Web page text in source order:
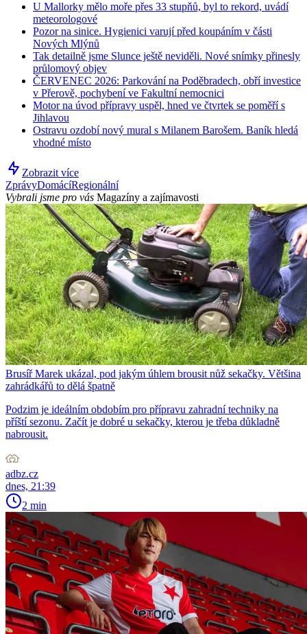
U Mallorky mělo moře přes 33 stupňů, byl to rekord, uvádí
meteorologové
Pozor na sinice. Hygienici varují před koupáním v části
Nových Mlýnů
Tak detailně jsme Slunce ještě neviděli. Nové snímky přinesly
průlomový objev
ČERVENEC 2026: Parkování na Poděbradech, obří investice
v Přerově, pochybení ve Fakultní nemocnici
Motor na úvod přípravy uspěl, hned ve čtvrtek se poměří s
Jihlavou
Ostravu ozdobí nový mural s Milanem Barošem. Baník hledá
vhodné místo
Zobrazit více
ZprávyDomácíRegionální
Vybrali jsme pro vás Magazíny a zajímavosti
Brusíř Marek ukázal, pod jakým úhlem brousit nůž sekačky. Většina
zahrádkářů to dělá špatně
Podzim je ideálním obdobím pro přípravu zahradní techniky na
příští sezonu. Začít je dobré u sekačky, kterou je třeba důkladně
nabrousit.
adbz.cz
dnes, 21:39
2 min